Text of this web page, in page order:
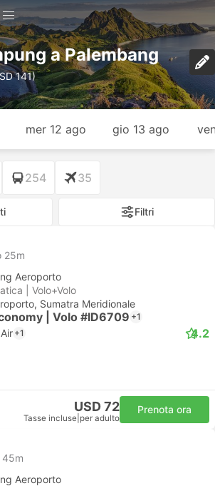
a Palembang
141)
mer 12 ago gio 13 ago
254 35
Filtri
25m
Aeroporto
| Volo+Volo
Sumatra Meridionale
| Volo #ID6709 +1
+1 4.2
USD 72
Tasse incluse per adulto
Prenota ora
45m
Aeroporto